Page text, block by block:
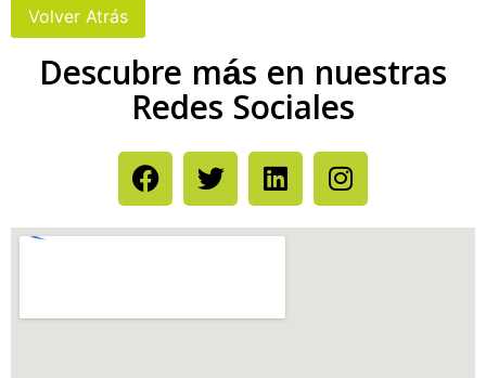
Descubre más en nuestras
Redes Sociales